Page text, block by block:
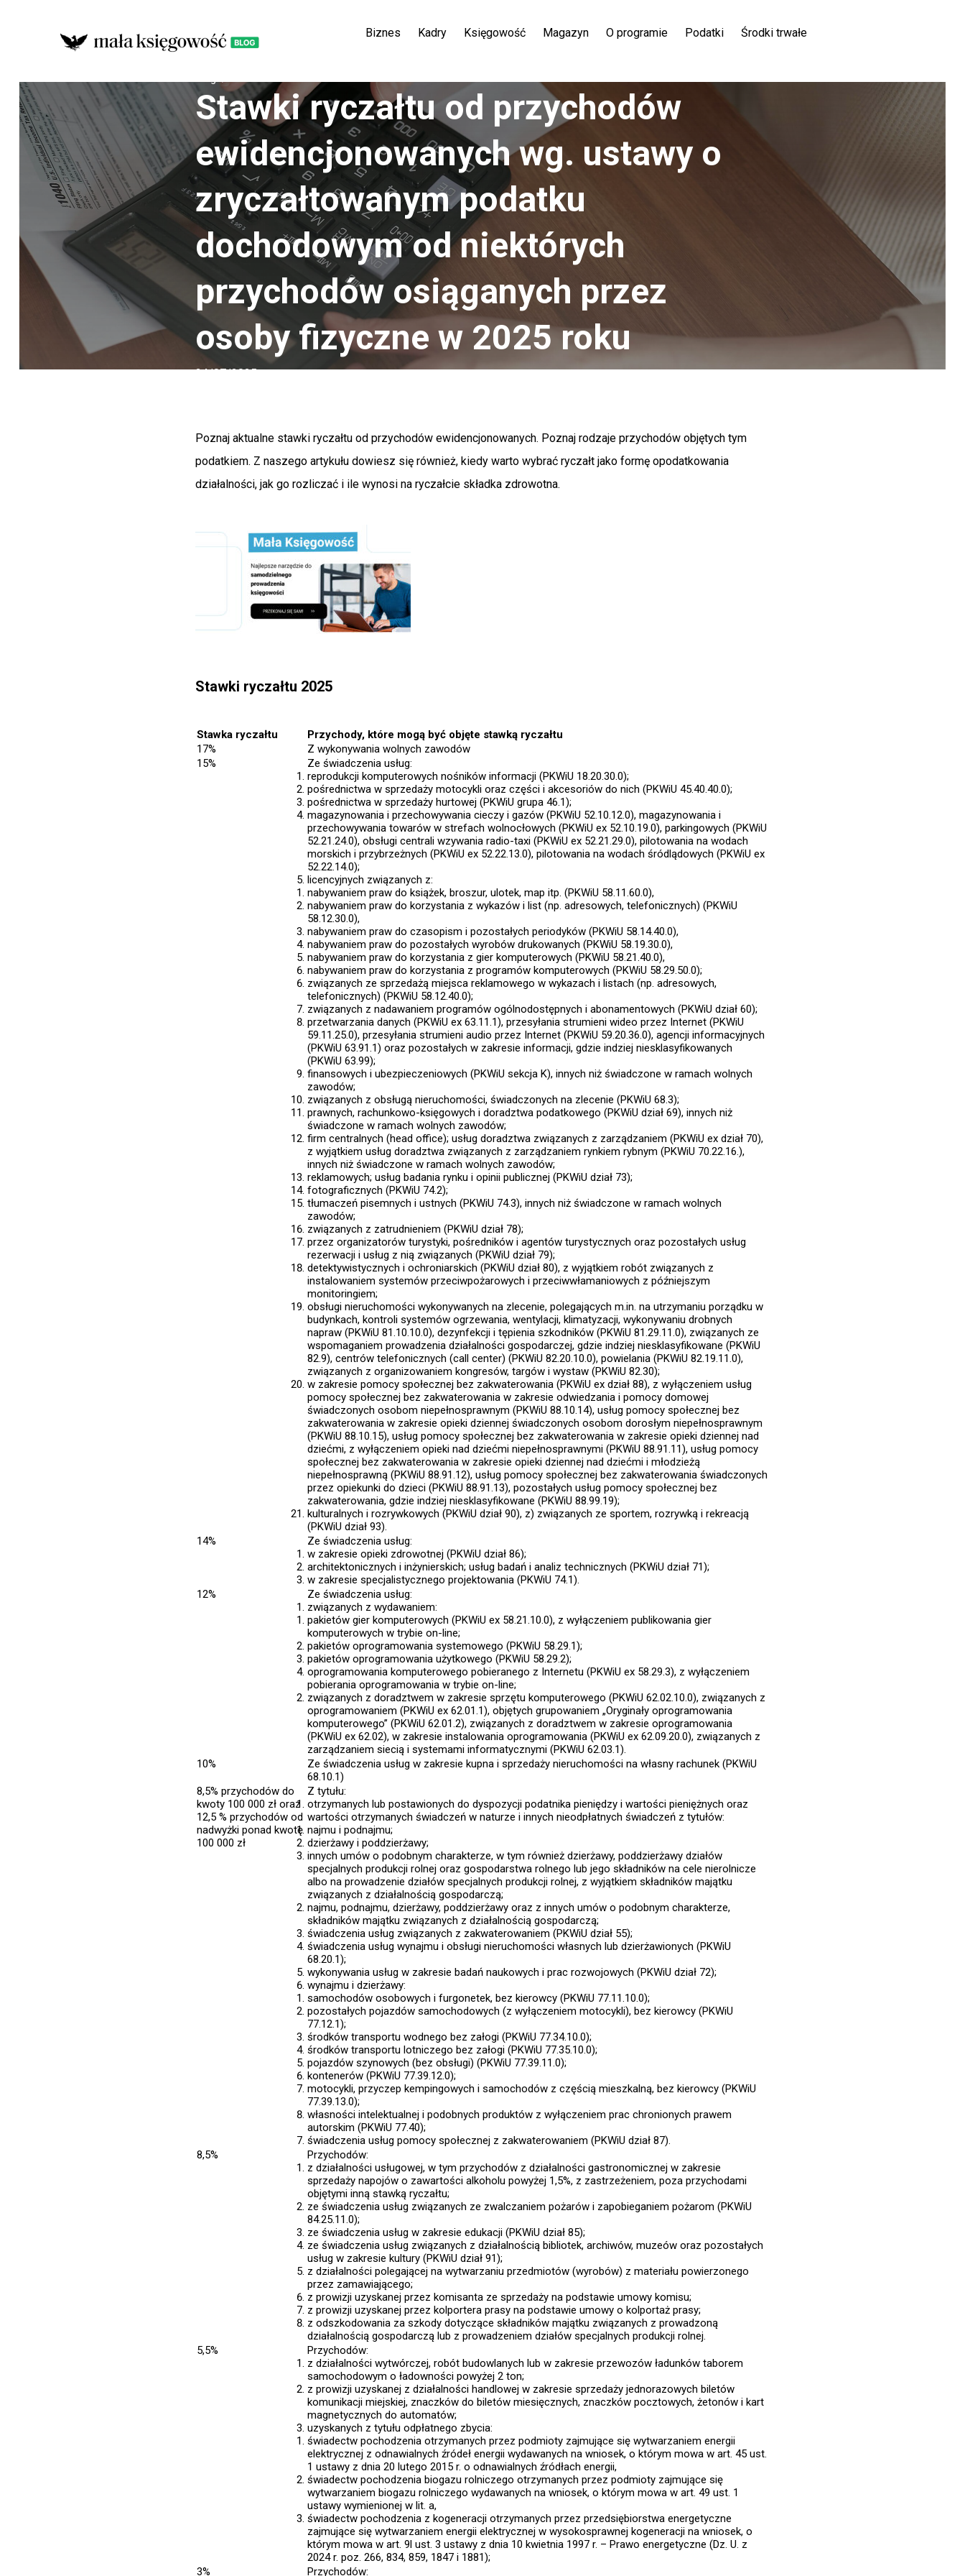
Biznes Kadry Księgowość Magazyn O programie Podatki Środki trwałe
Stawki ryczałtu od przychodów
ewidencjonowanych wg. ustawy o
zryczałtowanym podatku
dochodowym od niektórych
przychodów osiąganych przez
osoby fizyczne w 2025 roku
24/07/2025
Poznaj aktualne stawki ryczałtu od przychodów ewidencjonowanych. Poznaj rodzaje przychodów objętych tym
podatkiem. Z naszego artykułu dowiesz się również, kiedy warto wybrać ryczałt jako formę opodatkowania
działalności, jak go rozliczać i ile wynosi na ryczałcie składka zdrowotna.
Stawki ryczałtu 2025
Stawka ryczałtu
Przychody, które mogą być objęte stawką ryczałtu
17%
Z wykonywania wolnych zawodów
15%
Ze świadczenia usług:
reprodukcji komputerowych nośników informacji (PKWiU 18.20.30.0);
pośrednictwa w sprzedaży motocykli oraz części i akcesoriów do nich (PKWiU 45.40.40.0);
pośrednictwa w sprzedaży hurtowej (PKWiU grupa 46.1);
magazynowania i przechowywania cieczy i gazów (PKWiU 52.10.12.0), magazynowania i
przechowywania towarów w strefach wolnocłowych (PKWiU ex 52.10.19.0), parkingowych (PKWiU
52.21.24.0), obsługi centrali wzywania radio-taxi (PKWiU ex 52.21.29.0), pilotowania na wodach
morskich i przybrzeżnych (PKWiU ex 52.22.13.0), pilotowania na wodach śródlądowych (PKWiU ex
52.22.14.0);
licencyjnych związanych z:
nabywaniem praw do książek, broszur, ulotek, map itp. (PKWiU 58.11.60.0),
nabywaniem praw do korzystania z wykazów i list (np. adresowych, telefonicznych) (PKWiU
58.12.30.0),
nabywaniem praw do czasopism i pozostałych periodyków (PKWiU 58.14.40.0),
nabywaniem praw do pozostałych wyrobów drukowanych (PKWiU 58.19.30.0),
nabywaniem praw do korzystania z gier komputerowych (PKWiU 58.21.40.0),
nabywaniem praw do korzystania z programów komputerowych (PKWiU 58.29.50.0);
związanych ze sprzedażą miejsca reklamowego w wykazach i listach (np. adresowych,
telefonicznych) (PKWiU 58.12.40.0);
związanych z nadawaniem programów ogólnodostępnych i abonamentowych (PKWiU dział 60);
przetwarzania danych (PKWiU ex 63.11.1), przesyłania strumieni wideo przez Internet (PKWiU
59.11.25.0), przesyłania strumieni audio przez Internet (PKWiU 59.20.36.0), agencji informacyjnych
(PKWiU 63.91.1) oraz pozostałych w zakresie informacji, gdzie indziej niesklasyfikowanych
(PKWiU 63.99);
finansowych i ubezpieczeniowych (PKWiU sekcja K), innych niż świadczone w ramach wolnych
zawodów;
związanych z obsługą nieruchomości, świadczonych na zlecenie (PKWiU 68.3);
prawnych, rachunkowo-księgowych i doradztwa podatkowego (PKWiU dział 69), innych niż
świadczone w ramach wolnych zawodów;
firm centralnych (head office); usług doradztwa związanych z zarządzaniem (PKWiU ex dział 70),
z wyjątkiem usług doradztwa związanych z zarządzaniem rynkiem rybnym (PKWiU 70.22.16.),
innych niż świadczone w ramach wolnych zawodów;
reklamowych; usług badania rynku i opinii publicznej (PKWiU dział 73);
fotograficznych (PKWiU 74.2);
tłumaczeń pisemnych i ustnych (PKWiU 74.3), innych niż świadczone w ramach wolnych
zawodów;
związanych z zatrudnieniem (PKWiU dział 78);
przez organizatorów turystyki, pośredników i agentów turystycznych oraz pozostałych usług
rezerwacji i usług z nią związanych (PKWiU dział 79);
detektywistycznych i ochroniarskich (PKWiU dział 80), z wyjątkiem robót związanych z
instalowaniem systemów przeciwpożarowych i przeciwwłamaniowych z późniejszym
monitoringiem;
obsługi nieruchomości wykonywanych na zlecenie, polegających m.in. na utrzymaniu porządku w
budynkach, kontroli systemów ogrzewania, wentylacji, klimatyzacji, wykonywaniu drobnych
napraw (PKWiU 81.10.10.0), dezynfekcji i tępienia szkodników (PKWiU 81.29.11.0), związanych ze
wspomaganiem prowadzenia działalności gospodarczej, gdzie indziej niesklasyfikowane (PKWiU
82.9), centrów telefonicznych (call center) (PKWiU 82.20.10.0), powielania (PKWiU 82.19.11.0),
związanych z organizowaniem kongresów, targów i wystaw (PKWiU 82.30);
w zakresie pomocy społecznej bez zakwaterowania (PKWiU ex dział 88), z wyłączeniem usług
pomocy społecznej bez zakwaterowania w zakresie odwiedzania i pomocy domowej
świadczonych osobom niepełnosprawnym (PKWiU 88.10.14), usług pomocy społecznej bez
zakwaterowania w zakresie opieki dziennej świadczonych osobom dorosłym niepełnosprawnym
(PKWiU 88.10.15), usług pomocy społecznej bez zakwaterowania w zakresie opieki dziennej nad
dziećmi, z wyłączeniem opieki nad dziećmi niepełnosprawnymi (PKWiU 88.91.11), usług pomocy
społecznej bez zakwaterowania w zakresie opieki dziennej nad dziećmi i młodzieżą
niepełnosprawną (PKWiU 88.91.12), usług pomocy społecznej bez zakwaterowania świadczonych
przez opiekunki do dzieci (PKWiU 88.91.13), pozostałych usług pomocy społecznej bez
zakwaterowania, gdzie indziej niesklasyfikowane (PKWiU 88.99.19);
kulturalnych i rozrywkowych (PKWiU dział 90), z) związanych ze sportem, rozrywką i rekreacją
(PKWiU dział 93).
14%
Ze świadczenia usług:
w zakresie opieki zdrowotnej (PKWiU dział 86);
architektonicznych i inżynierskich; usług badań i analiz technicznych (PKWiU dział 71);
w zakresie specjalistycznego projektowania (PKWiU 74.1).
12%
Ze świadczenia usług:
związanych z wydawaniem:
pakietów gier komputerowych (PKWiU ex 58.21.10.0), z wyłączeniem publikowania gier
komputerowych w trybie on-line;
pakietów oprogramowania systemowego (PKWiU 58.29.1);
pakietów oprogramowania użytkowego (PKWiU 58.29.2);
oprogramowania komputerowego pobieranego z Internetu (PKWiU ex 58.29.3), z wyłączeniem
pobierania oprogramowania w trybie on-line;
związanych z doradztwem w zakresie sprzętu komputerowego (PKWiU 62.02.10.0), związanych z
oprogramowaniem (PKWiU ex 62.01.1), objętych grupowaniem „Oryginały oprogramowania
komputerowego” (PKWiU 62.01.2), związanych z doradztwem w zakresie oprogramowania
(PKWiU ex 62.02), w zakresie instalowania oprogramowania (PKWiU ex 62.09.20.0), związanych z
zarządzaniem siecią i systemami informatycznymi (PKWiU 62.03.1).
10%
Ze świadczenia usług w zakresie kupna i sprzedaży nieruchomości na własny rachunek (PKWiU
68.10.1)
8,5% przychodów do
kwoty 100 000 zł oraz
12,5 % przychodów od
nadwyżki ponad kwotę
100 000 zł
Z tytułu:
otrzymanych lub postawionych do dyspozycji podatnika pieniędzy i wartości pieniężnych oraz
wartości otrzymanych świadczeń w naturze i innych nieodpłatnych świadczeń z tytułów:
najmu i podnajmu;
dzierżawy i poddzierżawy;
innych umów o podobnym charakterze, w tym również dzierżawy, poddzierżawy działów
specjalnych produkcji rolnej oraz gospodarstwa rolnego lub jego składników na cele nierolnicze
albo na prowadzenie działów specjalnych produkcji rolnej, z wyjątkiem składników majątku
związanych z działalnością gospodarczą;
najmu, podnajmu, dzierżawy, poddzierżawy oraz z innych umów o podobnym charakterze,
składników majątku związanych z działalnością gospodarczą;
świadczenia usług związanych z zakwaterowaniem (PKWiU dział 55);
świadczenia usług wynajmu i obsługi nieruchomości własnych lub dzierżawionych (PKWiU
68.20.1);
wykonywania usług w zakresie badań naukowych i prac rozwojowych (PKWiU dział 72);
wynajmu i dzierżawy:
samochodów osobowych i furgonetek, bez kierowcy (PKWiU 77.11.10.0);
pozostałych pojazdów samochodowych (z wyłączeniem motocykli), bez kierowcy (PKWiU
77.12.1);
środków transportu wodnego bez załogi (PKWiU 77.34.10.0);
środków transportu lotniczego bez załogi (PKWiU 77.35.10.0);
pojazdów szynowych (bez obsługi) (PKWiU 77.39.11.0);
kontenerów (PKWiU 77.39.12.0);
motocykli, przyczep kempingowych i samochodów z częścią mieszkalną, bez kierowcy (PKWiU
77.39.13.0);
własności intelektualnej i podobnych produktów z wyłączeniem prac chronionych prawem
autorskim (PKWiU 77.40);
świadczenia usług pomocy społecznej z zakwaterowaniem (PKWiU dział 87).
8,5%
Przychodów:
z działalności usługowej, w tym przychodów z działalności gastronomicznej w zakresie
sprzedaży napojów o zawartości alkoholu powyżej 1,5%, z zastrzeżeniem, poza przychodami
objętymi inną stawką ryczałtu;
ze świadczenia usług związanych ze zwalczaniem pożarów i zapobieganiem pożarom (PKWiU
84.25.11.0);
ze świadczenia usług w zakresie edukacji (PKWiU dział 85);
ze świadczenia usług związanych z działalnością bibliotek, archiwów, muzeów oraz pozostałych
usług w zakresie kultury (PKWiU dział 91);
z działalności polegającej na wytwarzaniu przedmiotów (wyrobów) z materiału powierzonego
przez zamawiającego;
z prowizji uzyskanej przez komisanta ze sprzedaży na podstawie umowy komisu;
z prowizji uzyskanej przez kolportera prasy na podstawie umowy o kolportaż prasy;
z odszkodowania za szkody dotyczące składników majątku związanych z prowadzoną
działalnością gospodarczą lub z prowadzeniem działów specjalnych produkcji rolnej.
5,5%
Przychodów:
z działalności wytwórczej, robót budowlanych lub w zakresie przewozów ładunków taborem
samochodowym o ładowności powyżej 2 ton;
z prowizji uzyskanej z działalności handlowej w zakresie sprzedaży jednorazowych biletów
komunikacji miejskiej, znaczków do biletów miesięcznych, znaczków pocztowych, żetonów i kart
magnetycznych do automatów;
uzyskanych z tytułu odpłatnego zbycia:
świadectw pochodzenia otrzymanych przez podmioty zajmujące się wytwarzaniem energii
elektrycznej z odnawialnych źródeł energii wydawanych na wniosek, o którym mowa w art. 45 ust.
1 ustawy z dnia 20 lutego 2015 r. o odnawialnych źródłach energii,
świadectw pochodzenia biogazu rolniczego otrzymanych przez podmioty zajmujące się
wytwarzaniem biogazu rolniczego wydawanych na wniosek, o którym mowa w art. 49 ust. 1
ustawy wymienionej w lit. a,
świadectw pochodzenia z kogeneracji otrzymanych przez przedsiębiorstwa energetyczne
zajmujące się wytwarzaniem energii elektrycznej w wysokosprawnej kogeneracji na wniosek, o
którym mowa w art. 9l ust. 3 ustawy z dnia 10 kwietnia 1997 r. – Prawo energetyczne (Dz. U. z
2024 r. poz. 266, 834, 859, 1847 i 1881);
3%
Przychodów: